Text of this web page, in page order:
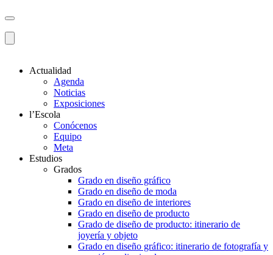
Actualidad
Agenda
Noticias
Exposiciones
l’Escola
Conócenos
Equipo
Meta
Estudios
Grados
Grado en diseño gráfico
Grado en diseño de moda
Grado en diseño de interiores
Grado en diseño de producto
Grado de diseño de producto: itinerario de
joyería y objeto
Grado en diseño gráfico: itinerario de fotografía y